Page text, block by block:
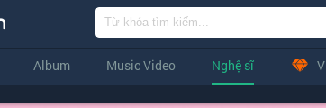
Album Music Video Nghệ sĩ